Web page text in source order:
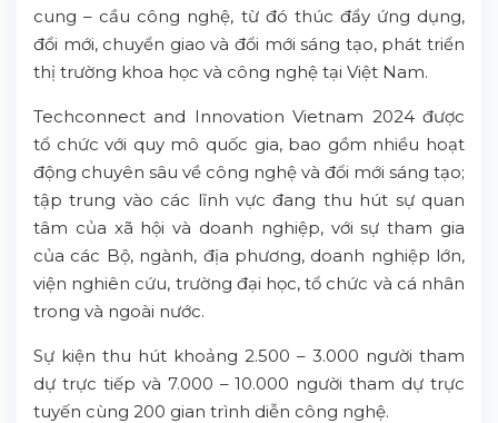
cung – cầu công nghệ, từ đó thúc đẩy ứng dụng,
đổi mới, chuyển giao và đổi mới sáng tạo, phát triển
thị trường khoa học và công nghệ tại Việt Nam.
Techconnect and Innovation Vietnam 2024 được
tổ chức với quy mô quốc gia, bao gồm nhiều hoạt
động chuyên sâu về công nghệ và đổi mới sáng tạo;
tập trung vào các lĩnh vực đang thu hút sự quan
tâm của xã hội và doanh nghiệp, với sự tham gia
của các Bộ, ngành, địa phương, doanh nghiệp lớn,
viện nghiên cứu, trường đại học, tổ chức và cá nhân
trong và ngoài nước.
Sự kiện thu hút khoảng 2.500 – 3.000 người tham
dự trực tiếp và 7.000 – 10.000 người tham dự trực
tuyến cùng 200 gian trình diễn công nghệ.